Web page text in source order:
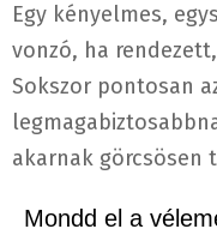
Egy kényelmes,
vonzó, ha
Sokszor pontosan
akarnak görcsösen
Mondd el a